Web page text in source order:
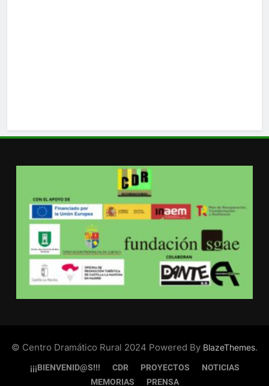
© Centro Dramático Rural 2024 Powered By BlazeThemes.
¡¡¡BIENVENID@S!!! CDR PROYECTOS
NOTICIAS
MEMORIAS
PRENSA